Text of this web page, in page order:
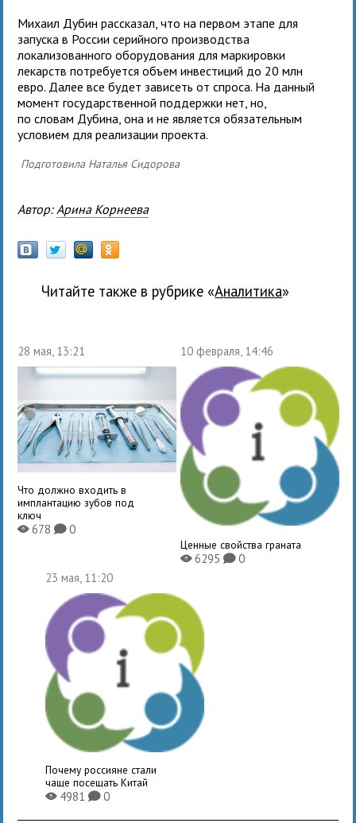
Михаил Дубин рассказал, что на первом этапе для
запуска в России серийного производства
локализованного оборудования для маркировки
лекарств потребуется объем инвестиций до 20 млн
евро. Далее все будет зависеть от спроса. На данный
момент государственной поддержки нет, но,
по словам Дубина, она и не является обязательным
условием для реализации проекта.
Подготовила Наталья Сидорова
Автор: Арина Корнеева
Читайте также в рубрике « Аналитика»
28 мая, 13:21
Что должно входить в
имплантацию зубов под
ключ
X678K0
10 февраля, 14:46
Ценные свойства граната
X6295 K0
23 мая, 11:20
Почему россияне стали
чаще посещать Китай
X4981K0